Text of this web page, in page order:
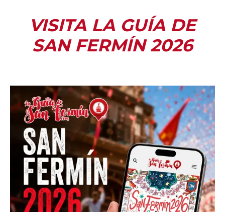
VISITA LA GUÍA DE
SAN FERMÍN 2026